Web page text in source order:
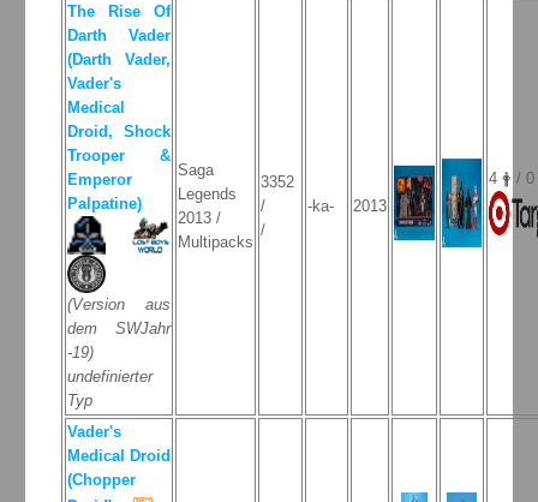
The Rise Of
Darth Vader
(Darth Vader,
Vader's
Medical
Droid, Shock
Trooper &
Emperor
Palpatine)
(Version aus
dem SWJahr
-19)
undefinierter
Typ
Saga
Legends
2013 /
Multipacks
3352
/
/
-ka- 2013
4 🛉 /
Vader's
Medical Droid
(Chopper